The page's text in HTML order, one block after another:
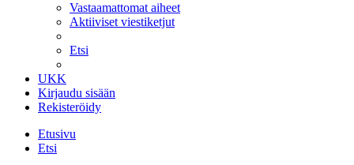
Vastaamattomat aiheet
Aktiiviset viestiketjut
Etsi
UKK
Kirjaudu sisään
Rekisteröidy
Etusivu
Etsi